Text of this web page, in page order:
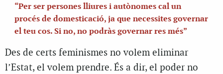
“Per ser persones lliures i autònomes cal un
procés de domesticació, ja que necessites governar
el teu cos. Si no, no podràs governar res més”
Des de certs feminismes no volem eliminar
l’Estat, el volem prendre. És a dir, el poder no